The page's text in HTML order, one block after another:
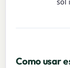
sol
Como usar